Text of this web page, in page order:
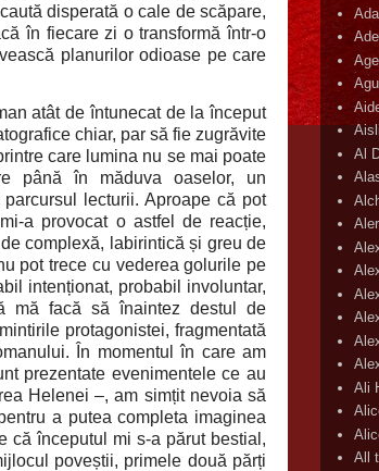
disperată o cale de scăpare,
în fiecare zi o transformă într-o
planurilor odioase pe care
atât de întunecat de la început
chiar, par să fie zugrăvite
care lumina nu se mai poate
până în măduva oaselor, un
lecturii. Aproape că pot
a provocat o astfel de reacție,
complexă, labirintică și greu de
pot trece cu vederea golurile pe
intenționat, probabil involuntar,
mă facă să înaintez destul de
protagonistei, fragmentată
În momentul în care am
prezentate evenimentele ce au
Helenei –, am simțit nevoia să
a putea completa imaginea
că începutul mi s-a părut bestial,
poveștii, primele două părți
Al
Ali
All